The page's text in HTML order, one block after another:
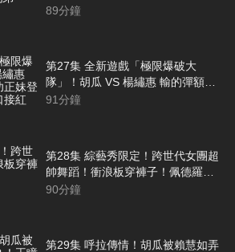
檔 PK 兄弟檔？！
89分鐘
第27集 全新遊戲「極限爆破大
隊」！胡瓜 VS 楊繡惠 輸的彈額
頭？！軟骨功正妹登場！胡瓜竟和
91分鐘
第28集 綜藝秀限定！跨世代女團超
帥舞蹈！衝浪板穿褲子！佩德羅脫
了！
90分鐘
第29集 呼拉傳情！胡瓜被賴慧如弄